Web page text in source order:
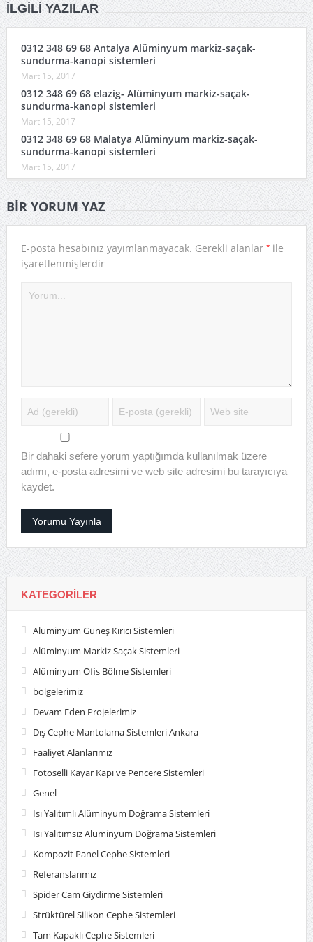
İLGILI YAZILAR
0312 348 69 68 Antalya Alüminyum markiz-saçak-
sundurma-kanopi sistemleri
Mart 15, 2017
0312 348 69 68 elazig- Alüminyum markiz-saçak-
sundurma-kanopi sistemleri
Mart 15, 2017
0312 348 69 68 Malatya Alüminyum markiz-saçak-
sundurma-kanopi sistemleri
Mart 15, 2017
BIR YORUM YAZ
E-posta hesabınız yayımlanmayacak. Gerekli alanlar *ile
işaretlenmişlerdir
Bir dahaki sefere yorum yaptığımda kullanılmak üzere
adımı, e-posta adresimi ve web site adresimi bu tarayıcıya
kaydet.
KATEGORILER
Alüminyum Güneş Kırıcı Sistemleri
Alüminyum Markiz Saçak Sistemleri
Alüminyum Ofis Bölme Sistemleri
bölgelerimiz
Devam Eden Projelerimiz
Dış Cephe Mantolama Sistemleri Ankara
Faaliyet Alanlarımız
Fotoselli Kayar Kapı ve Pencere Sistemleri
Genel
Isı Yalıtımlı Alüminyum Doğrama Sistemleri
Isı Yalıtımsız Alüminyum Doğrama Sistemleri
Kompozit Panel Cephe Sistemleri
Referanslarımız
Spider Cam Giydirme Sistemleri
Strüktürel Silikon Cephe Sistemleri
Tam Kapaklı Cephe Sistemleri